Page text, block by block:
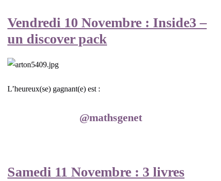
Vendredi 10 Novembre : Inside3 –
un discover pack
L’heureux(se) gagnant(e) est :
@mathsgenet
Samedi 11 Novembre : 3 livres